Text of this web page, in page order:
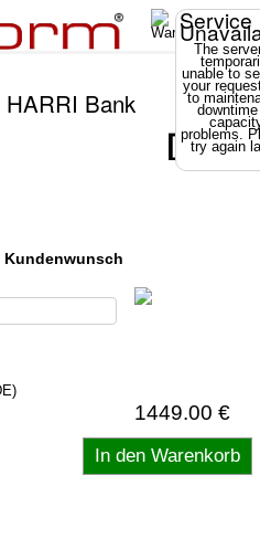
Service
The
unable to
your
to
problems.
try again
HARRI Bank
Kundenwunsch
1449.00 €